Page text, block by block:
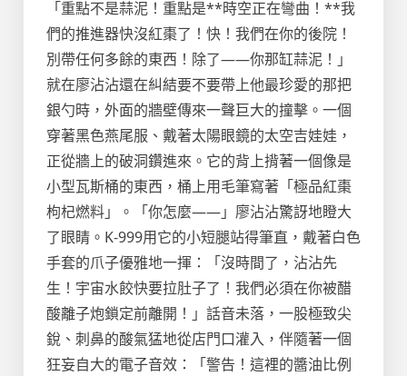
「重點不是蒜泥！重點是**時空正在彎曲！**我
們的推進器快沒紅棗了！快！我們在你的後院！
別帶任何多餘的東西！除了——你那缸蒜泥！」
就在廖沾沾還在糾結要不要帶上他最珍愛的那把
銀勺時，外面的牆壁傳來一聲巨大的撞擊。一個
穿著黑色燕尾服、戴著太陽眼鏡的太空吉娃娃，
正從牆上的破洞鑽進來。它的背上揹著一個像是
小型瓦斯桶的東西，桶上用毛筆寫著「極品紅棗
枸杞燃料」。「你怎麼——」廖沾沾驚訝地瞪大
了眼睛。K-999用它的小短腿站得筆直，戴著白色
手套的爪子優雅地一揮：「沒時間了，沾沾先
生！宇宙水餃快要拉肚子了！我們必須在你被醋
酸離子炮鎖定前離開！」話音未落，一股極致尖
銳、刺鼻的酸氣猛地從店門口灌入，伴隨著一個
狂妄自大的電子音效：「警告！這裡的醬油比例